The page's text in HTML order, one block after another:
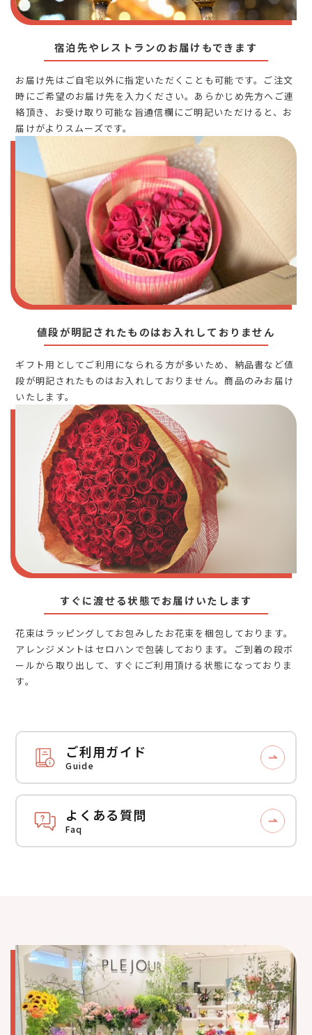
宿泊先やレストランのお届けもできます
お届け先はご自宅以外に指定いただくことも可能です。ご注文
時にご希望のお届け先を入力ください。あらかじめ先方へご連
絡頂き、お受け取り可能な旨通信欄にご明記いただけると、お
届けがよりスムーズです。
値段が明記されたものはお入れしておりません
ギフト用としてご利用になられる方が多いため、納品書など値
段が明記されたものはお入れしておりません。商品のみお届け
いたします。
すぐに渡せる状態でお届けいたします
花束はラッピングしてお包みしたお花束を梱包しております。
アレンジメントはセロハンで包装しております。ご到着の段ボ
ールから取り出して、すぐにご利用頂ける状態になっておりま
す。
ご利用ガイド
Guide
よくある質問
Faq